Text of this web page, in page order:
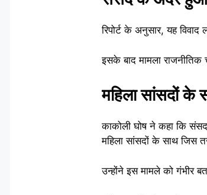
रिपोर्ट के अनुसार, यह
इसके बाद मामला
महिला सांसदों के
काकोली घोष ने कहा कि
महिला सांसदों के साथ जिस
उन्होंने इस मामले को गंभीर